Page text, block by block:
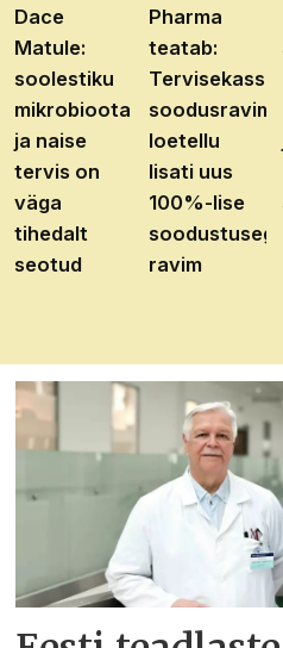
Dace
Matule:
soolestiku
mikrobioota
ja naise
tervis on
väga
tihedalt
seotud
Pharma
teatab:
Tervisekassa
loetellu
lisati uus
100%-lise
ravim